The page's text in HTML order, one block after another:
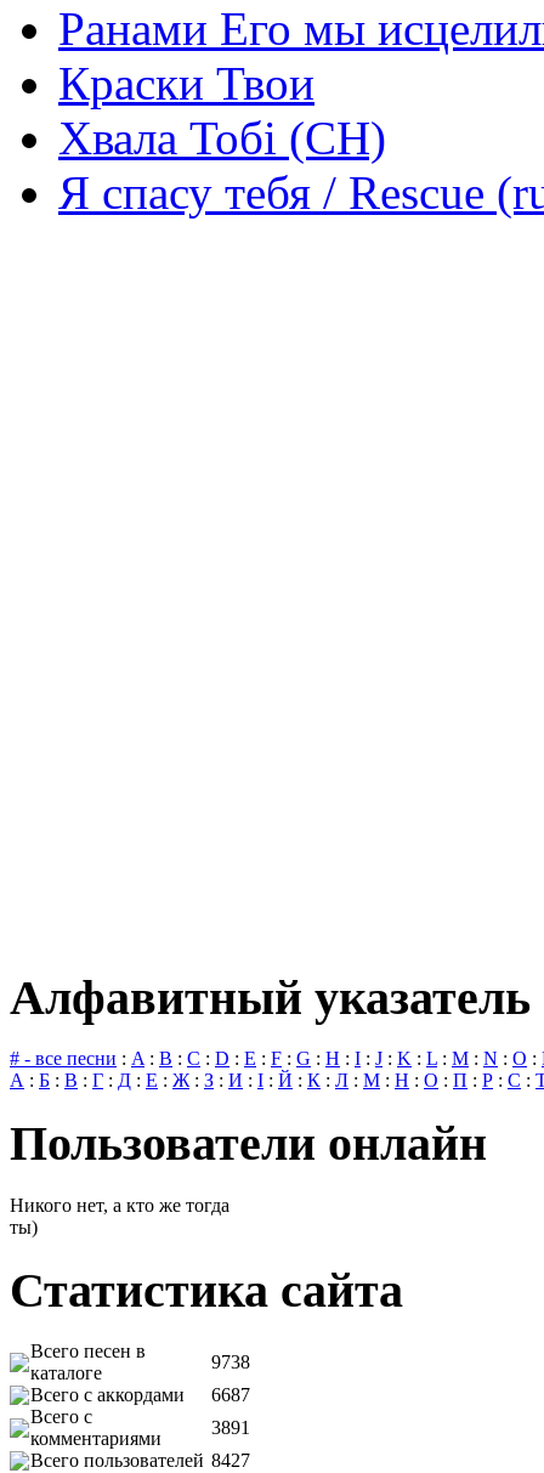
Ранами Его мы
Краски Твои
Хвала Тобі (СН)
Я спасу тебя / Rescue
Алфавитный указатель
# - все песни : A: B : C : D : E : F : G : H : I : J : K : L : M : N : O :
А : Б : В : Г : Д : Е : Ж: З : И : І : Й : К : Л : М : Н : О : П : Р : С :
Пользователи онлайн
Никого нет, а кто же тогда
ты)
Статистика сайта
Всего песен в
каталоге
9738
Всего с аккордами
6687
Всего с
комментариями
3891
Всего пользователей 8427